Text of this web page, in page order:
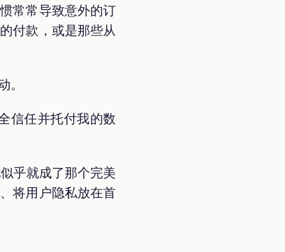
常常导致意外的订
付款，或是那些从
信任并托付我的数
乎就成了那个完美
将用户隐私放在首